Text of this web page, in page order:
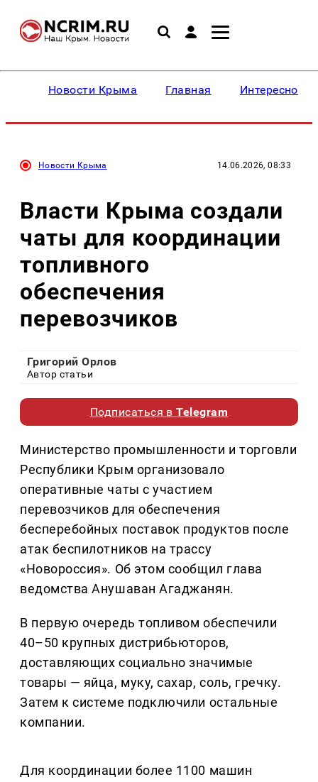
Новости Крыма Главная Интересное
Новости Крыма 14.06.2026, 08:33
Власти Крыма создали
чаты для координации
топливного
обеспечения
перевозчиков
Григорий Орлов
Автор статьи
Подписаться вTelegram
Министерство промышленности и торговли
Республики Крым организовало
оперативные чаты с участием
перевозчиков для обеспечения
бесперебойных поставок продуктов после
атак беспилотников на трассу
«Новороссия». Об этом сообщил глава
ведомства Анушаван Агаджанян.
В первую очередь топливом обеспечили
40–50 крупных дистрибьюторов,
доставляющих социально значимые
товары — яйца, муку, сахар, соль, гречку.
Затем к системе подключили остальные
компании.
Для координации более 1100 машин